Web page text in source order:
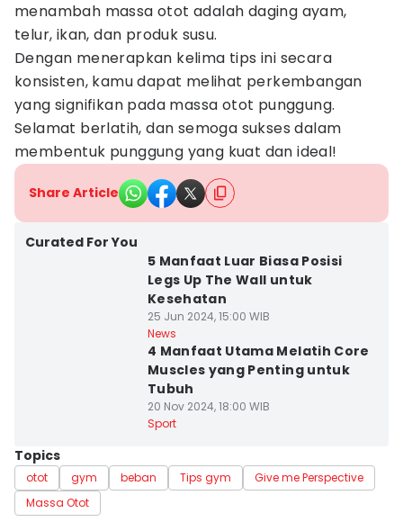
menambah massa otot adalah daging ayam,
telur, ikan, dan produk susu.
Dengan menerapkan kelima tips ini secara
konsisten, kamu dapat melihat perkembangan
yang signifikan pada massa otot punggung.
Selamat berlatih, dan semoga sukses dalam
membentuk punggung yang kuat dan ideal!
Share Article
Curated For You
5 Manfaat Luar Biasa Posisi
Legs Up The Wall untuk
Kesehatan
25 Jun 2024, 15:00 WIB
News
4 Manfaat Utama Melatih Core
Muscles yang Penting untuk
Tubuh
20 Nov 2024, 18:00 WIB
Sport
Topics
otot gym beban Tips gym
Give me Perspective
Massa Otot